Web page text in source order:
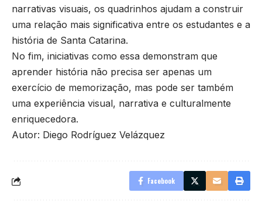
narrativas visuais, os quadrinhos ajudam a construir
uma relação mais significativa entre os estudantes e a
história de Santa Catarina.
No fim, iniciativas como essa demonstram que
aprender história não precisa ser apenas um
exercício de memorização, mas pode ser também
uma experiência visual, narrativa e culturalmente
enriquecedora.
Autor: Diego Rodríguez Velázquez
Facebook